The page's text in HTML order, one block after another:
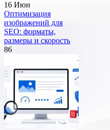
16 Июн
Оптимизация
изображений для
SEO: форматы,
размеры и скорость
86